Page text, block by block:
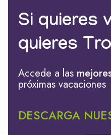
Si quieres
quieres
Accede a las
próximas vacaciones
DESCARGA